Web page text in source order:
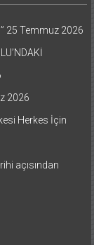
25 Temmuz 2026
2026
Herkes İçin
açısından